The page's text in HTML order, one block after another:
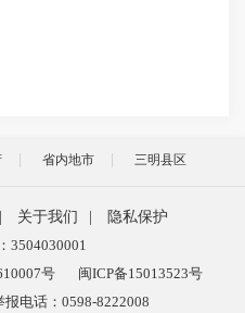
省内地市 三明县区
关于我们
隐私保护
3504030001
号
闽ICP备15013523号
电话：0598-8222008